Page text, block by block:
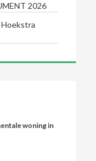
2026
woning in